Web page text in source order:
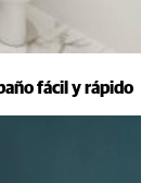
fácil y rápido